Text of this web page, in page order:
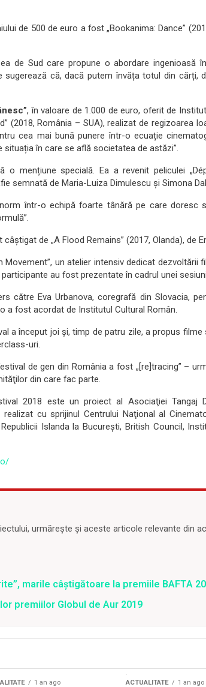
de 500 de euro a fost „Bookanima: Dance”
de Sud care propune o abordare ingenioasă
sugerează că, dacă putem învăța totul din cărți,
, în valoare de 1.000 de euro, oferit de
(2018, România – SUA), realizat de regizoarea
cea mai bună punere într-o ecuație
în care se află societatea de astăzi”.
mențiune specială. Ea a revenit peliculei
semnată de Maria-Luiza Dimulescu și Simona
într-o echipă foarte tânără pe care doresc
de „A Flood Remains” (2017, Olanda), de
Movement”, un atelier intensiv dedicat dezvoltării
au fost prezentate în cadrul unei
către Eva Urbanova, coregrafă din Slovacia,
a fost acordat de Institutul Cultural Român.
a început joi și, timp de patru zile, a propus
uri.
de gen din România a fost „[re]tracing” –
din care fac parte.
2018 este un proiect al Asociaţiei Tangaj
cu sprijinul Centrului Naţional al
Islanda la Bucureşti, British Council,
urmărește și aceste articole relevante din
marile câştigătoare la premiile BAFTA
premiilor Globul de Aur 2019
1 an ago ACTUALITATE 1 an ago